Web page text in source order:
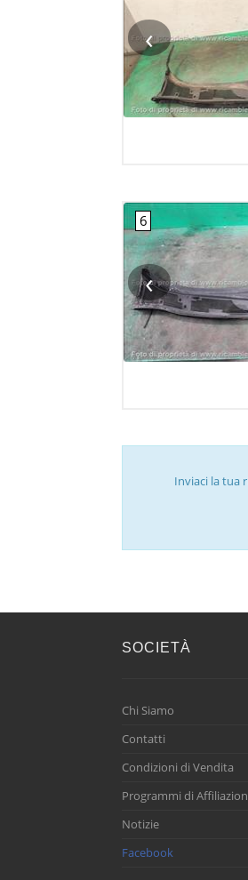
‹
‹
Inviaci la tua
SOCIETÀ
Chi Siamo
Contatti
Condizioni di Vendita
Programmi di
Notizie
Facebook